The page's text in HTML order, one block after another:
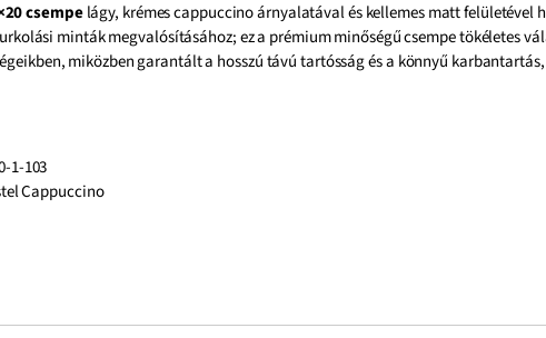
csempelágy, krémes cappuccino árnyalatával és kellemes matt felületével
minták megvalósításához; ez a prémium minőségű csempe tökéletes
miközben garantált a hosszú távú tartósság és a könnyű
1-103
Cappuccino